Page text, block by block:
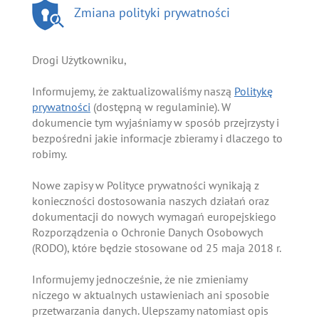
Zmiana polityki prywatności
Drogi Użytkowniku,
Informujemy, że zaktualizowaliśmy naszą Politykę
prywatności (dostępną w regulaminie). W
dokumencie tym wyjaśniamy w sposób przejrzysty i
bezpośredni jakie informacje zbieramy i dlaczego to
robimy.
Nowe zapisy w Polityce prywatności wynikają z
konieczności dostosowania naszych działań oraz
dokumentacji do nowych wymagań europejskiego
Rozporządzenia o Ochronie Danych Osobowych
(RODO), które będzie stosowane od 25 maja 2018 r.
Informujemy jednocześnie, że nie zmieniamy
niczego w aktualnych ustawieniach ani sposobie
przetwarzania danych. Ulepszamy natomiast opis